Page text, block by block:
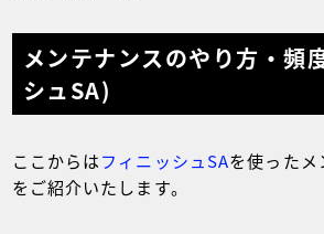
メンテナンスのやり方・頻
シュSA)
ここからはフィニッシュSAを使った
をご紹介いたします。